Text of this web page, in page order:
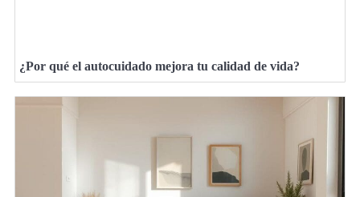
¿Por qué el autocuidado mejora tu calidad de vida?